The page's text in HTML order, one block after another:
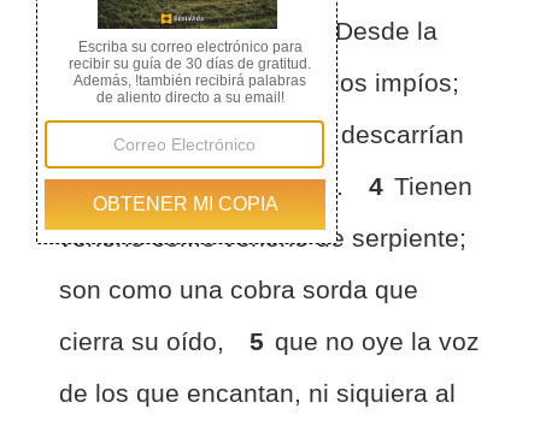
repartís en la tierra.
Desde la
matriz están desviados los impíos;
desde su nacimiento se descarrían
los que hablan mentiras.
4 Tienen
veneno como veneno de serpiente;
son como una cobra sorda que
cierra su oído,
5 que no oye la voz
de los que encantan, ni siquiera al